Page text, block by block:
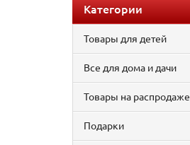
Категории
Товары для детей
Все для дома и дачи
Товары на распродаже
Подарки